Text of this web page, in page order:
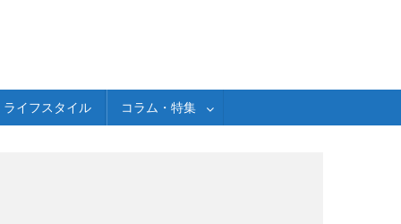
ライフスタイル コラム・特集